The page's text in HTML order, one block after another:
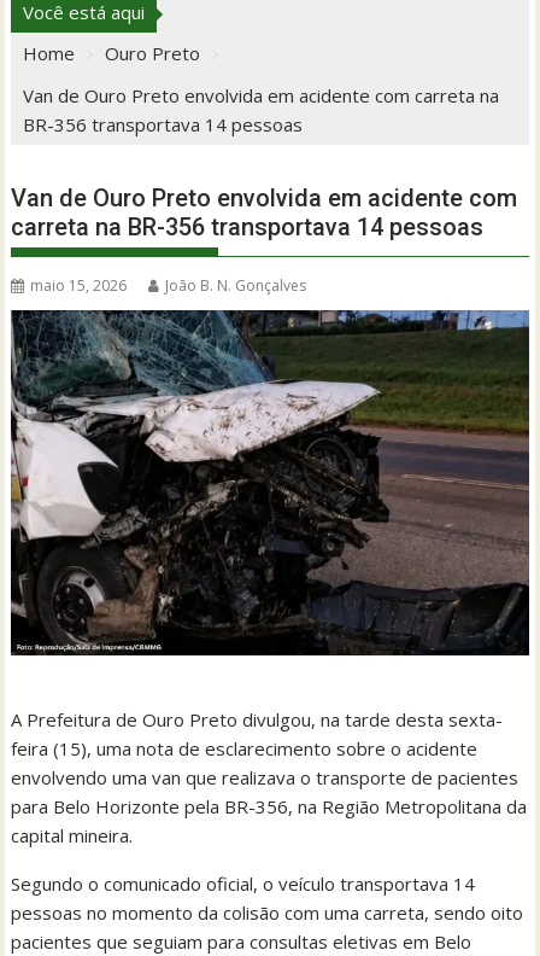
Você está aqui
Home
Ouro Preto
Van de Ouro Preto envolvida em acidente com carreta na
BR-356 transportava 14 pessoas
Van de Ouro Preto envolvida em acidente com
carreta na BR-356 transportava 14 pessoas
maio 15, 2026 João B. N. Gonçalves
A Prefeitura de Ouro Preto divulgou, na tarde desta sexta-
feira (15), uma nota de esclarecimento sobre o acidente
envolvendo uma van que realizava o transporte de pacientes
para Belo Horizonte pela BR-356, na Região Metropolitana da
capital mineira.
Segundo o comunicado oficial, o veículo transportava 14
pessoas no momento da colisão com uma carreta, sendo oito
pacientes que seguiam para consultas eletivas em Belo